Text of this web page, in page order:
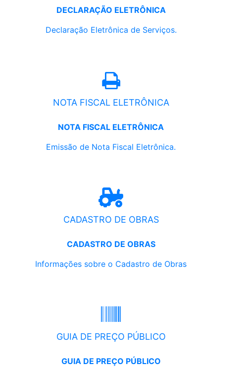
DECLARAÇÃO ELETRÔNICA
Declaração Eletrônica de Serviços.
NOTA FISCAL ELETRÔNICA
NOTA FISCAL ELETRÔNICA
Emissão de Nota Fiscal Eletrônica.
CADASTRO DE OBRAS
CADASTRO DE OBRAS
Informações sobre o Cadastro de Obras
GUIA DE PREÇO PÚBLICO
GUIA DE PREÇO PÚBLICO